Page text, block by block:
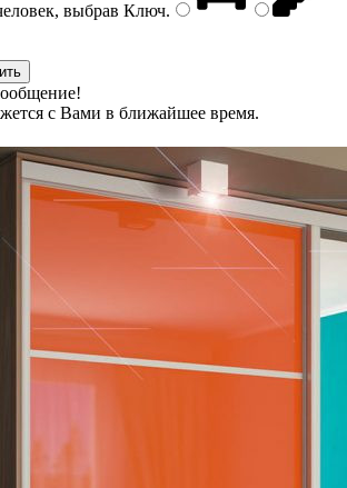
выбрав Ключ.
с Вами в ближайшее время.